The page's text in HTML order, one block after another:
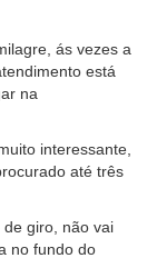
ás vezes a
está
na
interessante,
até três
giro, não vai
no fundo do